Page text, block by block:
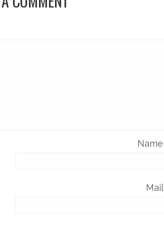
Name
Mail